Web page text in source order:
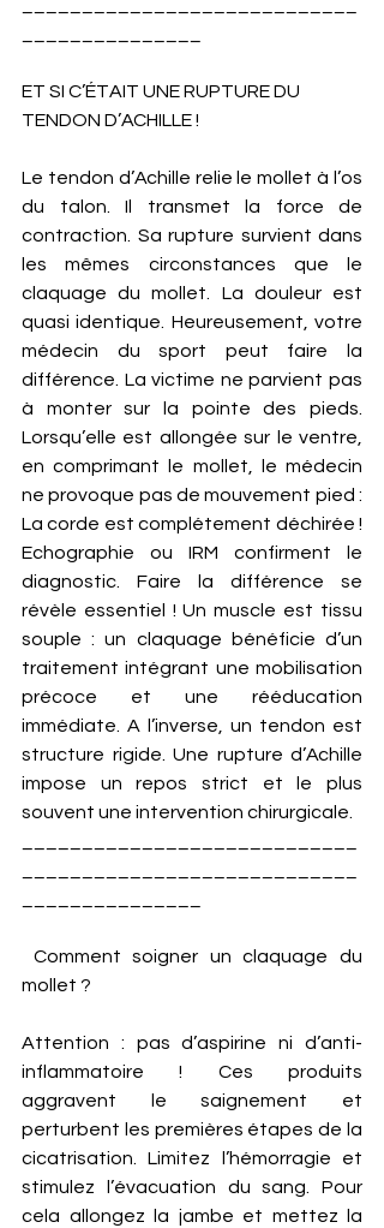
ET SI C’ÉTAIT UNE RUPTURE DU
TENDON D’ACHILLE !
Le tendon d’Achille relie le mollet à l’os
du talon. Il transmet la force de
contraction. Sa rupture survient dans
les mêmes circonstances que le
claquage du mollet. La douleur est
quasi identique. Heureusement, votre
médecin du sport peut faire la
différence. La victime ne parvient pas
à monter sur la pointe des pieds.
Lorsqu’elle est allongée sur le ventre,
en comprimant le mollet, le médecin
ne provoque pas de mouvement pied :
La corde est complétement déchirée !
Echographie ou IRM confirment le
diagnostic. Faire la différence se
révèle essentiel ! Un muscle est tissu
souple : un claquage bénéficie d’un
traitement intégrant une mobilisation
précoce et une rééducation
immédiate. A l’inverse, un tendon est
structure rigide. Une rupture d’Achille
impose un repos strict et le plus
souvent une intervention chirurgicale.
mollet ?
Attention : pas d’aspirine ni d’anti-
inflammatoire ! Ces produits
aggravent le saignement et
perturbent les premières étapes de la
cicatrisation. Limitez l’hémorragie et
stimulez l’évacuation du sang. Pour
cela allongez la jambe et mettez la